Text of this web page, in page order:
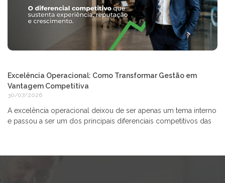
Excelência Operacional: Como Transformar Gestão em
Vantagem Competitiva
30/07/2026
A excelência operacional deixou de ser apenas um tema interno
e passou a ser um dos principais diferenciais competitivos das